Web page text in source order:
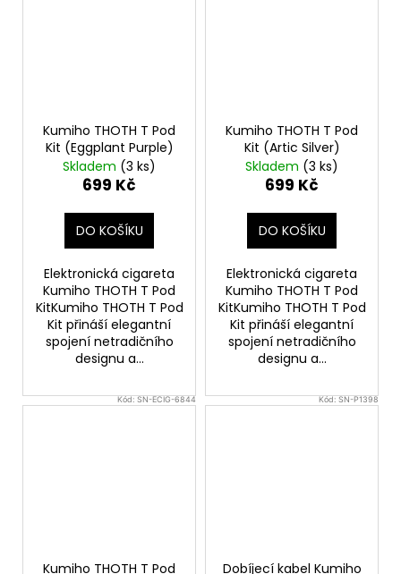
Kumiho THOTH T Pod
Kit (Eggplant Purple)
Skladem (3 ks)
699 Kč
DO KOŠÍKU
Elektronická cigareta
Kumiho THOTH T Pod
KitKumiho THOTH T Pod
Kit přináší elegantní
spojení netradičního
designu a...
Kumiho THOTH T Pod
Kit (Artic Silver)
Skladem (3 ks)
699 Kč
DO KOŠÍKU
Elektronická cigareta
Kumiho THOTH T Pod
KitKumiho THOTH T Pod
Kit přináší elegantní
spojení netradičního
designu a...
Kód:SN-ECIG-6844
Kumiho THOTH T Pod
Kód:SN-P1398
Dobíjecí kabel Kumiho